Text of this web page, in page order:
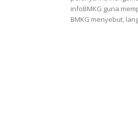
infoBMKG guna
BMKG menyebut,